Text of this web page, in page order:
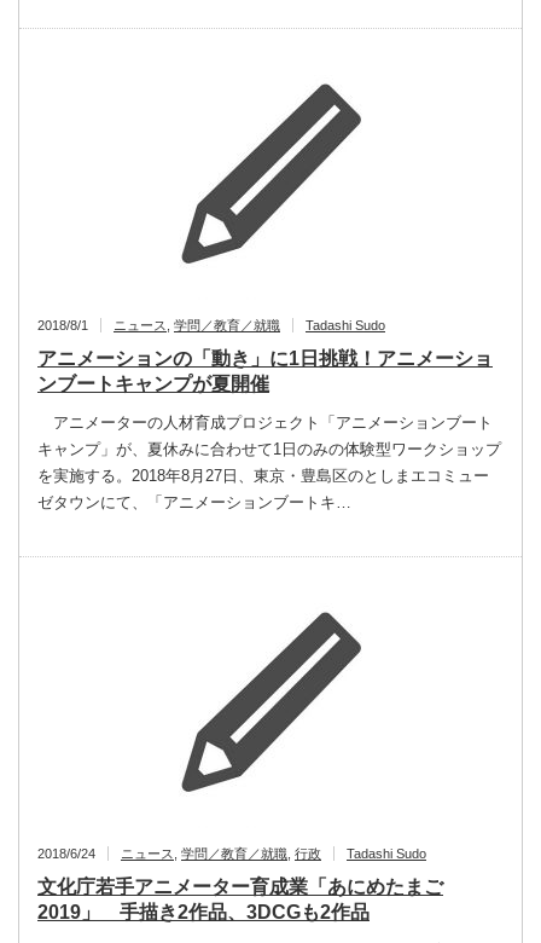
2018/8/1 ニュース 学問／教育／就職 Tadashi Sudo
アニメーションの「動き」に1日挑戦！アニメーショ
ンブートキャンプが夏開催
アニメーターの人材育成プロジェクト「アニメーションブート
キャンプ」が、夏休みに合わせて1日のみの体験型ワークショップ
を実施する。2018年8月27日、東京・豊島区のとしまエコミュー
ゼタウンにて、「アニメーションブートキ…
2018/6/24 ニュース 学問／教育／就職 行政 Tadashi Sudo
文化庁若手アニメーター育成業「あにめたまご
2019」 手描き2作品、3DCGも2作品